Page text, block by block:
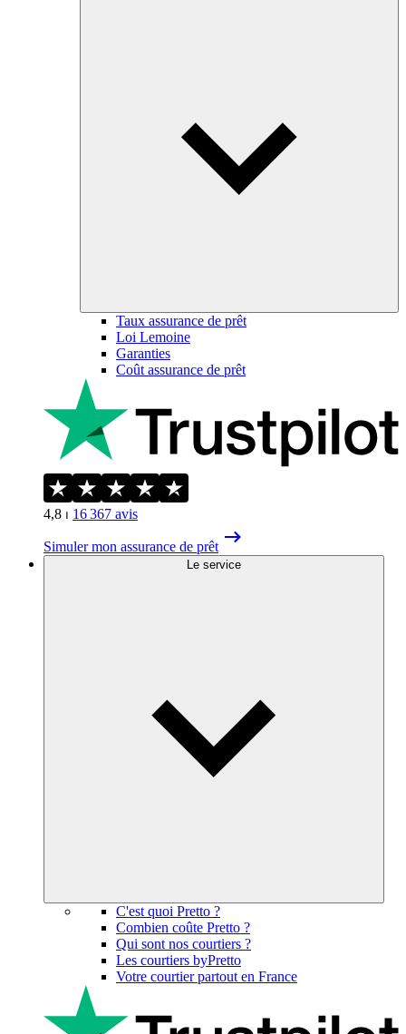
Taux assurance de prêt
Loi Lemoine
Garanties
Coût assurance de prêt
4,8 ⏐ 16 367 avis
Simuler mon assurance de prêt
Le service
C'est quoi Pretto ?
Combien coûte Pretto ?
Qui sont nos courtiers ?
Les courtiers byPretto
Votre courtier partout en France